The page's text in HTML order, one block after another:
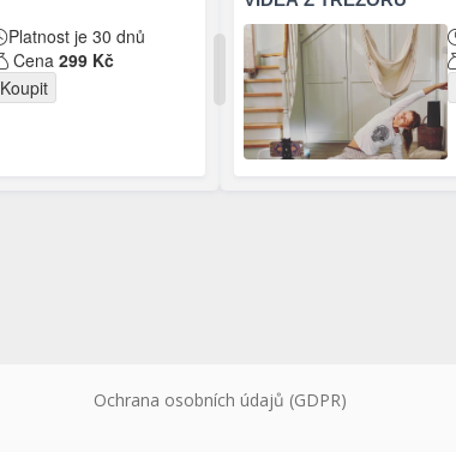
Platnost je 30 dnů
Cena 299 Kč
Koupit
Ochrana osobních údajů (GDPR)